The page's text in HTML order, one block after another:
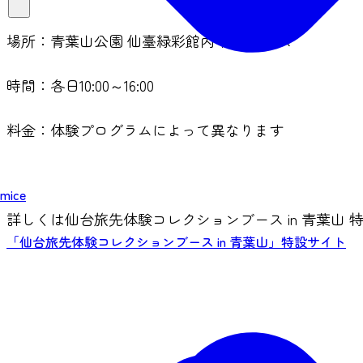
mice
場所：青葉山公園 仙臺緑彩館内 特設ブース
時間：各日10:00～16:00
料金：体験プログラムによって異なります
詳しくは仙台旅先体験コレクションブース in 青葉山
「仙台旅先体験コレクションブース in 青葉山」特設サイト